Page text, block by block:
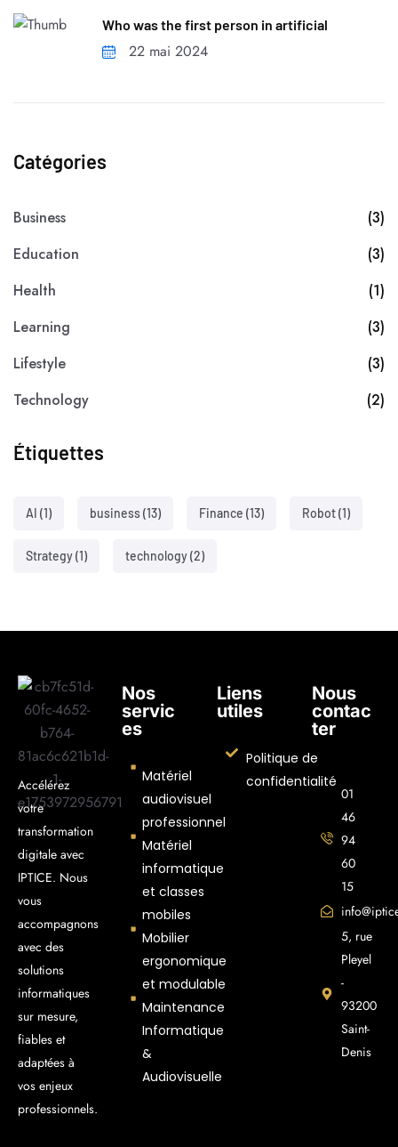
Who was the first person in artificial
22 mai 2024
Catégories
Business
(3)
Education
(3)
Health
(1)
Learning
(3)
Lifestyle
(3)
Technology
(2)
Étiquettes
AI (1) business(13) Finance (13) Robot(1)
Strategy(1) technology(2)
Accélérez
votre
transformation
digitale avec
IPTICE. Nous
vous
accompagnons
avec des
solutions
informatiques
sur mesure,
fiables et
adaptées à
vos enjeux
professionnels.
Nos
servic
es
Matériel
audiovisuel
professionnel
Matériel
informatique
et classes
mobiles
Mobilier
ergonomique
et modulable
Maintenance
Informatique
&
Audiovisuelle
Liens
utiles
Politique de
confidentialité
Nous
contac
ter
01
46
94
60
15
5, rue
Pleyel
-
93200
Saint-
Denis